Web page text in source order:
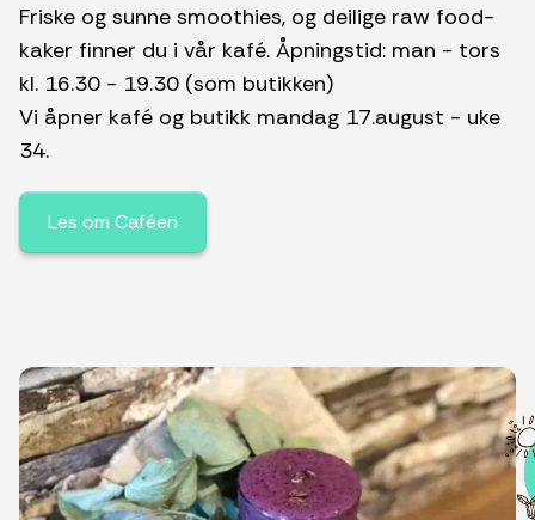
Friske og sunne smoothies, og deilige raw food-
kaker finner du i vår kafé. Åpningstid: man - tors
kl. 16.30 - 19.30 (som butikken)
Vi åpner kafé og butikk mandag 17.august - uke
34.
Les om Caféen